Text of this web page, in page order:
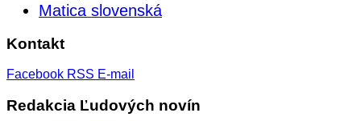
Matica slovenská
Kontakt
Facebook RSS E-mail
Redakcia Ľudových novín